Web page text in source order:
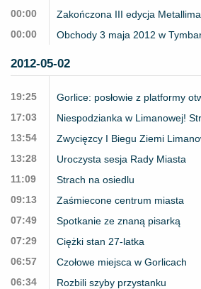
00:00
Zakończona III edycja
00:00
Obchody 3 maja 2012 w
2012-05-02
19:25
Gorlice: posłowie z platformy
17:03
Niespodzianka w Limanowej!
13:54
Zwycięzcy I Biegu Ziemi
13:28
Uroczysta sesja Rady Miasta
11:09
Strach na osiedlu
09:13
Zaśmiecone centrum miasta
07:49
Spotkanie ze znaną pisarką
07:29
Ciężki stan 27-latka
06:57
Czołowe miejsca w Gorlicach
06:34
Rozbili szyby przystanku